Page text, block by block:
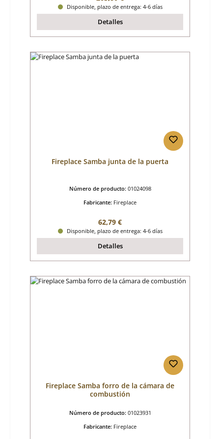
Disponible, plazo de entrega: 4-6 días
Detalles
Fireplace Samba junta de la puerta
Número de producto: 01024098
Fabricante: Fireplace
Precio normal:
62,79 €
Disponible, plazo de entrega: 4-6 días
Detalles
Fireplace Samba forro de la cámara de
combustión
Número de producto: 01023931
Fabricante: Fireplace